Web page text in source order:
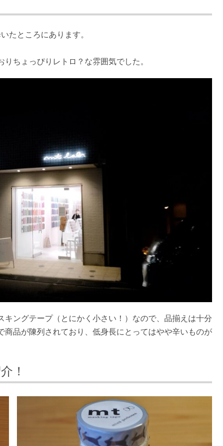
たところにあります。
ちょっぴりレトロ？な雰囲気でした。
ングテープ（とにかく小さい！）なので、品揃えは十分
品が陳列されており、低身長にとってはやや辛いものが
！